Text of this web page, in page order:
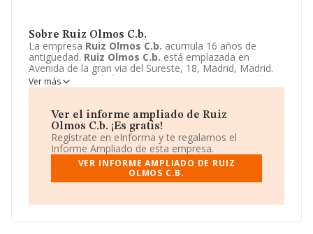
Sobre Ruiz Olmos C.b.
La empresa Ruiz Olmos C.b. acumula 16 años de
antigüedad. Ruiz Olmos C.b. está emplazada en
Avenida de la gran via del Sureste, 18, Madrid, Madrid.
Centra su actividad CNAE como 4773 - Comercio al por
menor de productos farmacéuticos. La empresaRuiz
Ver más
Ver el informe ampliado de Ruiz
Olmos C.b. ¡Es gratis!
Regístrate en eInforma y te regalamos el
Informe Ampliado de esta empresa.
VER INFORME AMPLIADO DE RUIZ
OLMOS C.B.